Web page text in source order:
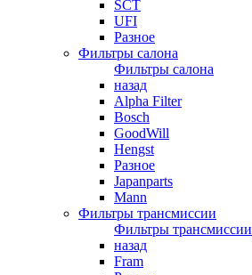
SCT
UFI
Разное
Фильтры салона
Фильтры салона
назад
Alpha Filter
Bosch
GoodWill
Hengst
Разное
Japanparts
Mann
Фильтры трансмиссии
Фильтры трансмиссии
назад
Fram